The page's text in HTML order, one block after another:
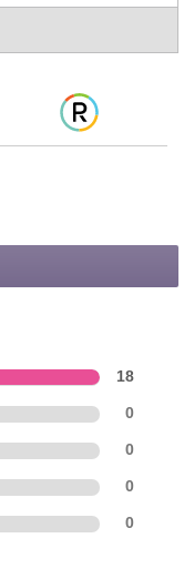
18
0
0
0
0